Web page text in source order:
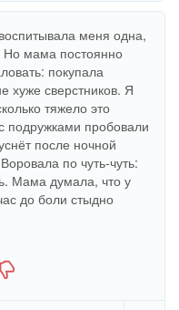
меня одна,
мама постоянно
покупала
хуже сверстников. Я
тяжело это
подружками пробовали
после ночной
по чуть-чуть:
Мама думала, что у
до боли стыдно